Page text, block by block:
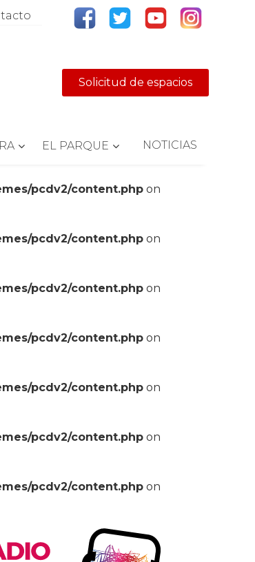
Solicitud de espacios
EL PARQUE NOTICIAS
pcdv2/content.php on
pcdv2/content.php on
pcdv2/content.php on
pcdv2/content.php on
pcdv2/content.php on
pcdv2/content.php on
pcdv2/content.php on